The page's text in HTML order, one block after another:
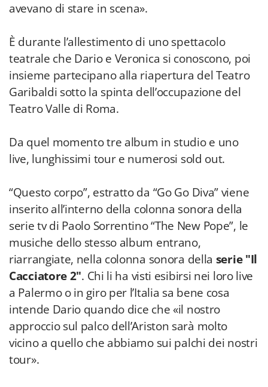
avevano di stare in scena».
È durante l’allestimento di uno spettacolo
teatrale che Dario e Veronica si conoscono, poi
insieme partecipano alla riapertura del Teatro
Garibaldi sotto la spinta dell’occupazione del
Teatro Valle di Roma.
Da quel momento tre album in studio e uno
live, lunghissimi tour e numerosi sold out.
“Questo corpo”, estratto da “Go Go Diva” viene
inserito all’interno della colonna sonora della
serie tv di Paolo Sorrentino “The New Pope”, le
musiche dello stesso album entrano,
riarrangiate, nella colonna sonora della serie "Il
Cacciatore 2". Chi li ha visti esibirsi nei loro live
a Palermo o in giro per l’Italia sa bene cosa
intende Dario quando dice che «il nostro
approccio sul palco dell’Ariston sarà molto
vicino a quello che abbiamo sui palchi dei nostri
tour».